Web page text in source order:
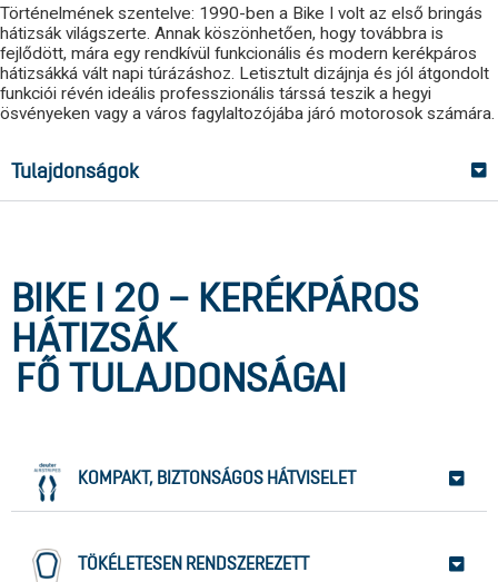
Történelmének szentelve: 1990-ben a Bike I volt az első bringás
hátizsák világszerte. Annak köszönhetően, hogy továbbra is
fejlődött, mára egy rendkívül funkcionális és modern kerékpáros
hátizsákká vált napi túrázáshoz. Letisztult dizájnja és jól átgondolt
funkciói révén ideális professzionális társsá teszik a hegyi
ösvényeken vagy a város fagylaltozójába járó motorosok számára.
Tulajdonságok
BIKE I 20 – KERÉKPÁROS
HÁTIZSÁK
FŐ TULAJDONSÁGAI
KOMPAKT, BIZTONSÁGOS HÁTVISELET
TÖKÉLETESEN RENDSZEREZETT